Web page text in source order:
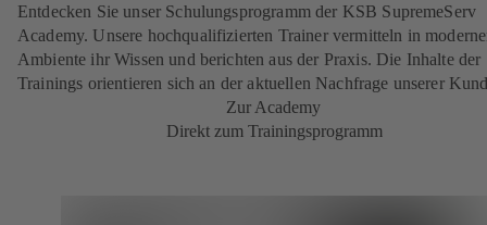
Entdecken Sie unser Schulungsprogramm der KSB SupremeServ
Academy. Unsere hochqualifizierten Trainer vermitteln in
Ambiente ihr Wissen und berichten aus der Praxis. Die Inhalte der
Trainings orientieren sich an der aktuellen Nachfrage unserer
Zur Academy
Direkt zum Trainingsprogramm